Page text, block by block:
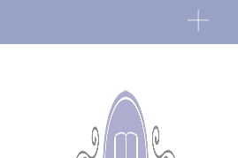
Fin de série 2022
7 janvier 2022 0 Comments